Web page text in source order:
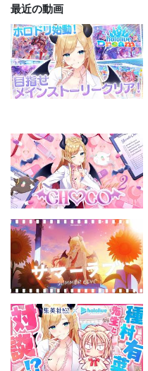
2024 11月
2024 10月
2024 9月
最近の動画